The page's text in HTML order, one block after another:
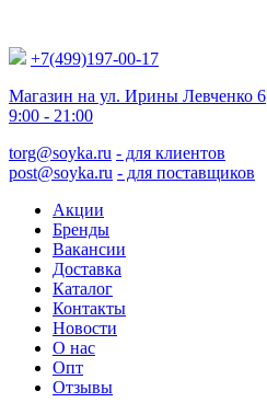
+7(499)197-00-17
Магазин на ул. Ирины Левченко 6
9:00 - 21:00
torg@soyka.ru - для клиентов
post@soyka.ru - для поставщиков
Акции
Бренды
Вакансии
Доставка
Каталог
Контакты
Новости
О нас
Опт
Отзывы